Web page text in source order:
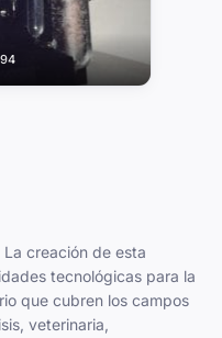
creación de esta
tecnológicas para la
que cubren los campos
veterinaria,